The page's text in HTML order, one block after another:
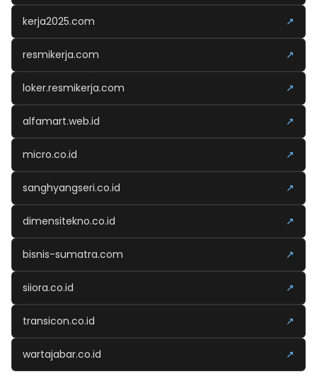
kerja2025.com ↗
resmikerja.com ↗
loker.resmikerja.com ↗
alfamart.web.id ↗
micro.co.id ↗
sanghyangseri.co.id ↗
dimensitekno.co.id ↗
bisnis-sumatra.com ↗
siiora.co.id ↗
transicon.co.id ↗
wartajabar.co.id ↗